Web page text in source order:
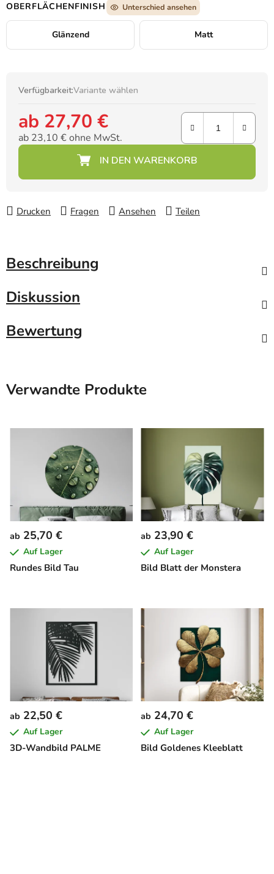
OBERFLÄCHENFINISH Unterschied ansehen
Glänzend Matt
Verfügbarkeit:Variante wählen
ab 27,70 €
ab 23,10 €ohne MwSt.
Drucken Fragen Ansehen Teilen
Beschreibung
Diskussion
Bewertung
Verwandte Produkte
Rundes Bild Tau
ab 25,70 €
Auf Lager
Bild Blatt der Monstera
ab 23,90 €
Auf Lager
3D-Wandbild PALME
ab 22,50 €
Auf Lager
Bild Goldenes Kleeblatt
ab 24,70 €
Auf Lager